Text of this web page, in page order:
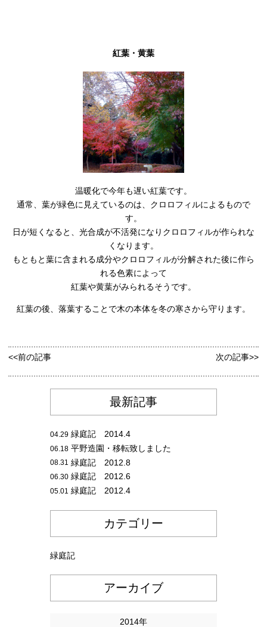
紅葉・黄葉
温暖化で今年も遅い紅葉です。
通常、葉が緑色に見えているのは、クロロフィルによるもので
す。
日が短くなると、光合成が不活発になりクロロフィルが作られな
くなります。
もともと葉に含まれる成分やクロロフィルが分解された後に作ら
れる色素によって
紅葉や黄葉がみられるそうです。
紅葉の後、落葉することで木の本体を冬の寒さから守ります。
<<前の記事 次の記事>>
最新記事
04.29 緑庭記 2014.4
06.18 平野造園・移転致しました
08.31 緑庭記 2012.8
06.30 緑庭記 2012.6
05.01 緑庭記 2012.4
カテゴリー
緑庭記
アーカイブ
2014年